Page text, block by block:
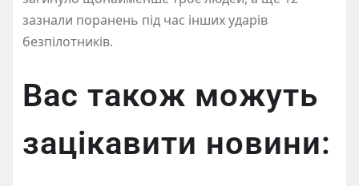
зазнали поранень під час інших ударів
безпілотників.
Вас також можуть
зацікавити новини: